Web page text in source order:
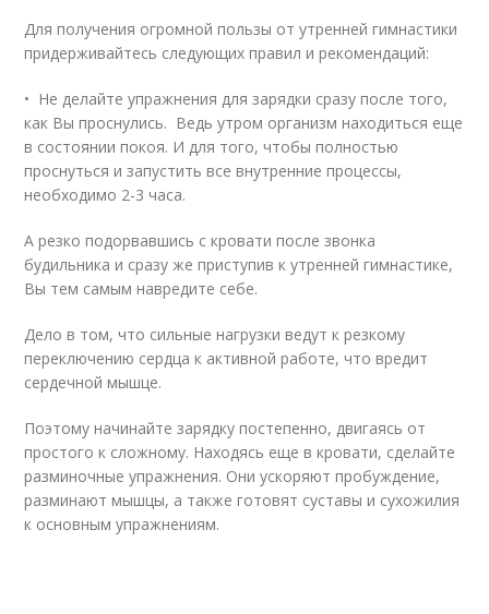
Для получения огромной пользы от утренней гимнастики
придерживайтесь следующих правил и рекомендаций:
• Не делайте упражнения для зарядки сразу после того,
как Вы проснулись. Ведь утром организм находиться еще
в состоянии покоя. И для того, чтобы полностью
проснуться и запустить все внутренние процессы,
необходимо 2-3 часа.
А резко подорвавшись с кровати после звонка
будильника и сразу же приступив к утренней гимнастике,
Вы тем самым навредите себе.
Дело в том, что сильные нагрузки ведут к резкому
переключению сердца к активной работе, что вредит
сердечной мышце.
Поэтому начинайте зарядку постепенно, двигаясь от
простого к сложному. Находясь еще в кровати, сделайте
разминочные упражнения. Они ускоряют пробуждение,
разминают мышцы, а также готовят суставы и сухожилия
к основным упражнениям.